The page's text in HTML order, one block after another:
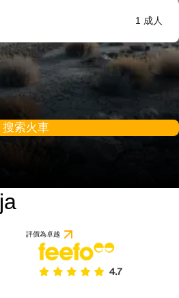
1 成人
搜索火車
評價為卓越